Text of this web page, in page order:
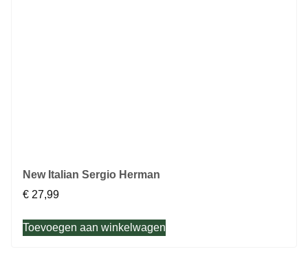
New Italian Sergio Herman
€ 27,99
Toevoegen aan winkelwagen